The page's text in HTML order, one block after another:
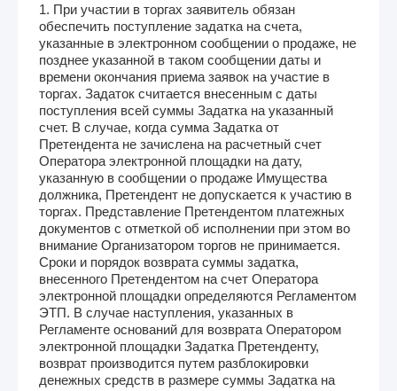
1. При участии в торгах заявитель обязан
обеспечить поступление задатка на счета,
указанные в электронном сообщении о продаже, не
позднее указанной в таком сообщении даты и
времени окончания приема заявок на участие в
торгах. Задаток считается внесенным с даты
поступления всей суммы Задатка на указанный
счет. В случае, когда сумма Задатка от
Претендента не зачислена на расчетный счет
Оператора электронной площадки на дату,
указанную в сообщении о продаже Имущества
должника, Претендент не допускается к участию в
торгах. Представление Претендентом платежных
документов с отметкой об исполнении при этом во
внимание Организатором торгов не принимается.
Сроки и порядок возврата суммы задатка,
внесенного Претендентом на счет Оператора
электронной площадки определяются Регламентом
ЭТП. В случае наступления, указанных в
Регламенте оснований для возврата Оператором
электронной площадки Задатка Претенденту,
возврат производится путем разблокировки
денежных средств в размере суммы Задатка на